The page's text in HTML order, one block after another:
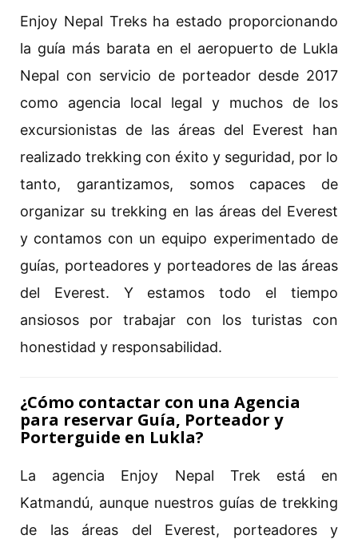
Enjoy Nepal Treks ha estado proporcionando
la guía más barata en el aeropuerto de Lukla
Nepal con servicio de porteador desde 2017
como agencia local legal y muchos de los
excursionistas de las áreas del Everest han
realizado trekking con éxito y seguridad, por lo
tanto, garantizamos, somos capaces de
organizar su trekking en las áreas del Everest
y contamos con un equipo experimentado de
guías, porteadores y porteadores de las áreas
del Everest. Y estamos todo el tiempo
ansiosos por trabajar con los turistas con
honestidad y responsabilidad.
¿Cómo contactar con una Agencia
para reservar Guía, Porteador y
Porterguide en Lukla?
La agencia Enjoy Nepal Trek está en
Katmandú, aunque nuestros guías de trekking
de las áreas del Everest, porteadores y